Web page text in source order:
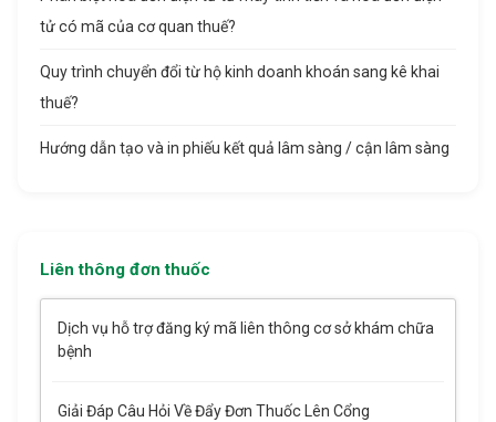
tử có mã của cơ quan thuế?
Quy trình chuyển đổi từ hộ kinh doanh khoán sang kê khai
thuế?
Hướng dẫn tạo và in phiếu kết quả lâm sàng / cận lâm sàng
Liên thông đơn thuốc
Dịch vụ hỗ trợ đăng ký mã liên thông cơ sở khám chữa
bệnh
Giải Đáp Câu Hỏi Về Đẩy Đơn Thuốc Lên Cổng